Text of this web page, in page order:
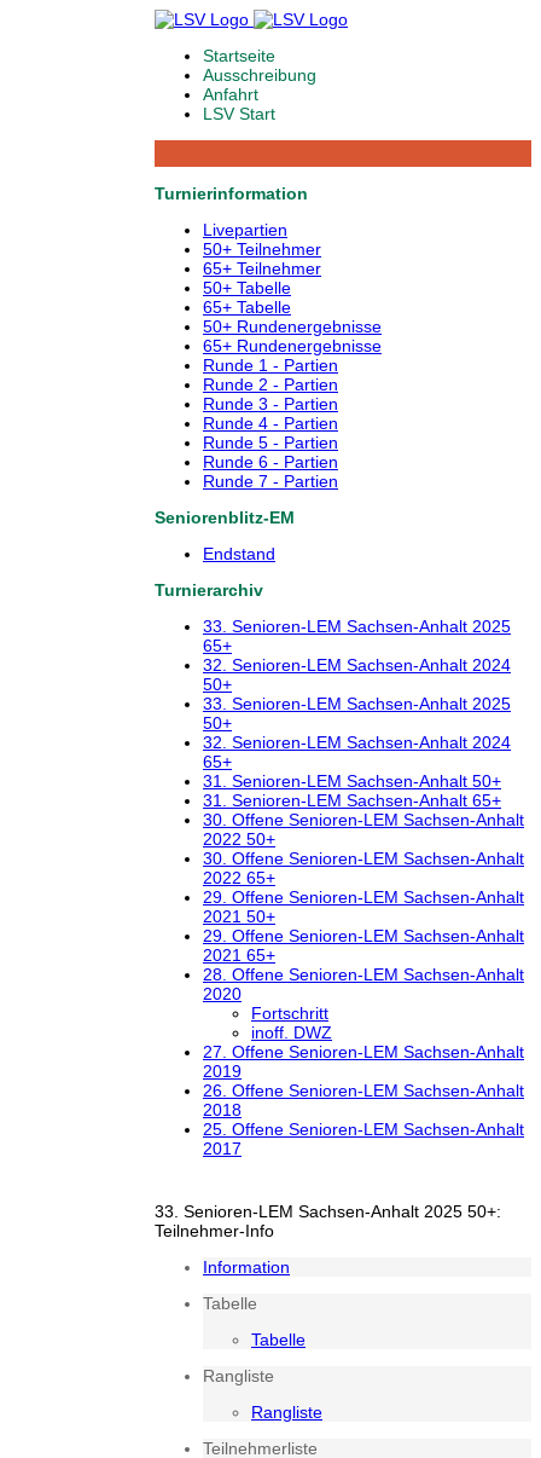
Startseite
Ausschreibung
Anfahrt
LSV Start
Turnierinformation
Livepartien
50+ Teilnehmer
65+ Teilnehmer
50+ Tabelle
65+ Tabelle
50+ Rundenergebnisse
65+ Rundenergebnisse
Runde 1 - Partien
Runde 2 - Partien
Runde 3 - Partien
Runde 4 - Partien
Runde 5 - Partien
Runde 6 - Partien
Runde 7 - Partien
Seniorenblitz-EM
Endstand
Turnierarchiv
33. Senioren-LEM Sachsen-Anhalt 2025
65+
32. Senioren-LEM Sachsen-Anhalt 2024
50+
33. Senioren-LEM Sachsen-Anhalt 2025
50+
32. Senioren-LEM Sachsen-Anhalt 2024
65+
31. Senioren-LEM Sachsen-Anhalt 50+
31. Senioren-LEM Sachsen-Anhalt 65+
30. Offene Senioren-LEM Sachsen-Anhalt
2022 50+
30. Offene Senioren-LEM Sachsen-Anhalt
2022 65+
29. Offene Senioren-LEM Sachsen-Anhalt
2021 50+
29. Offene Senioren-LEM Sachsen-Anhalt
2021 65+
28. Offene Senioren-LEM Sachsen-Anhalt
2020
Fortschritt
inoff. DWZ
27. Offene Senioren-LEM Sachsen-Anhalt
2019
26. Offene Senioren-LEM Sachsen-Anhalt
2018
25. Offene Senioren-LEM Sachsen-Anhalt
2017
33. Senioren-LEM Sachsen-Anhalt 2025 50+:
Teilnehmer-Info
Information
Tabelle
Tabelle
Rangliste
Rangliste
Teilnehmerliste